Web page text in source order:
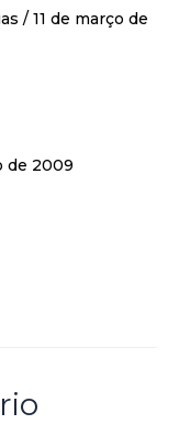
/ 11 de março de
de 2009